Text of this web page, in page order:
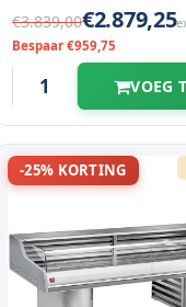
€3.839,00€2.879,25
Bespaar €959,75
VOEG
-25% KORTING